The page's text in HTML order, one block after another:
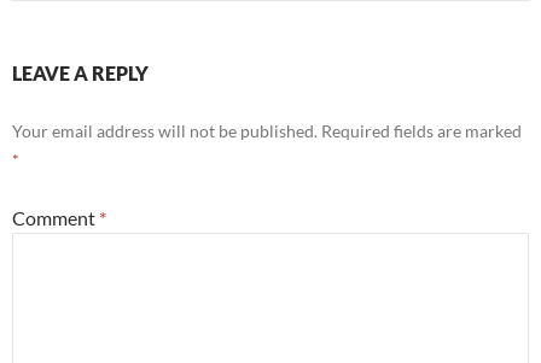
LEAVE A REPLY
Your email address will not be published. Required fields are marked
*
Comment *